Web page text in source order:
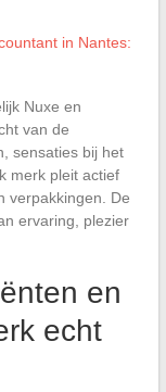
in Nantes:
Nuxe en
van de
sensaties bij het
merk pleit actief
verpakkingen. De
ervaring, plezier
en
echt